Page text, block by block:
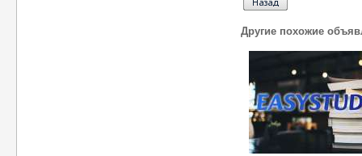
Другие похожие